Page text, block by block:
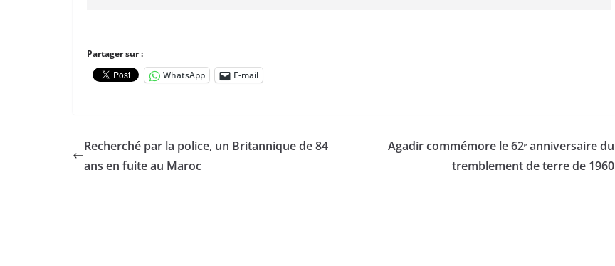
Partager sur :
WhatsApp
E-mail
Recherché par la police, un Britannique de 84
ans en fuite au Maroc
Agadir commémore le 62ᵉ anniversaire du
tremblement de terre de 1960